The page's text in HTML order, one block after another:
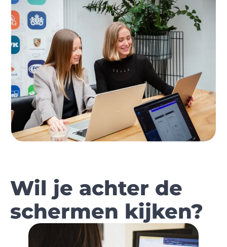
Wil je achter de
schermen kijken?